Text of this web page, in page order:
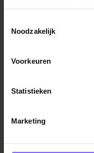
Noodzakelijk
Voorkeuren
Statistieken
Marketing
Je bent
Je zorgt voor een
verwerking van
Je coördineert de
wet- en regelgeving.